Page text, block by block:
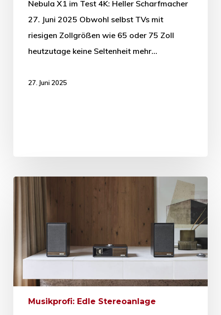
Nebula X1 im Test 4K: Heller Scharfmacher
27. Juni 2025 Obwohl selbst TVs mit
riesigen Zollgrößen wie 65 oder 75 Zoll
heutzutage keine Seltenheit mehr…
27. Juni 2025
Musikprofi: Edle Stereoanlage